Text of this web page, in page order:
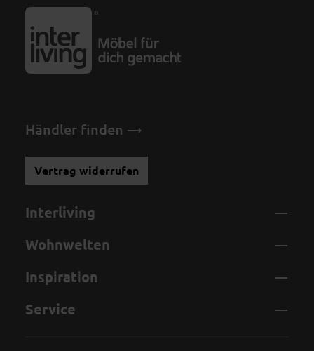
Händler finden
Vertrag widerrufen
Interliving
Wohnwelten
Inspiration
Service